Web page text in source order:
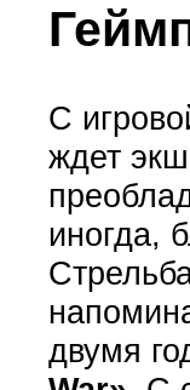
С
ждет
иногда,
двумя